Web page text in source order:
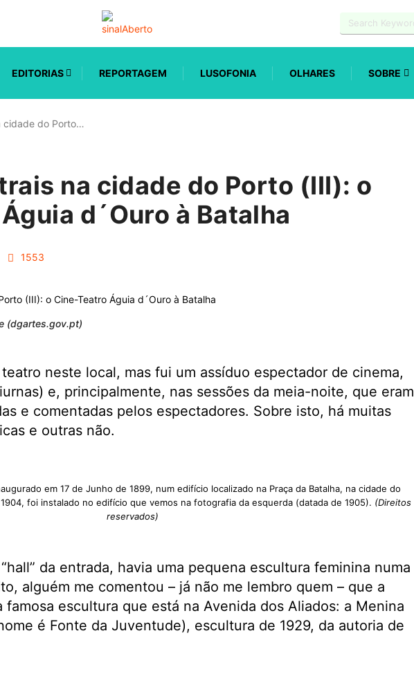
EDITORIAS REPORTAGEM LUSOFONIA OLHARES SOBRE
cidade do Porto…
na cidade do Porto (III): o
d´Ouro à Batalha
1553
(dgartes.gov.pt)
neste local, mas fui um assíduo espectador de cinema,
e, principalmente, nas sessões da meia-noite, que eram
e comentadas pelos espectadores. Sobre isto, há muitas
e outras não.
em 17 de Junho de 1899, num edifício localizado na Praça da Batalha, na cidade do
foi instalado no edifício que vemos na fotografia da esquerda (datada de 1905). (Direitos
reservados)
da entrada, havia uma pequena escultura feminina numa
alguém me comentou – já não me lembro quem – que a
famosa escultura que está na Avenida dos Aliados: a Menina
é Fonte da Juventude), escultura de 1929, da autoria de